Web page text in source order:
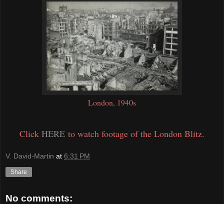
London, 1940s
Click HERE to watch footage of the London Blitz.
V. David-Martin at 6:31 PM
Share
No comments: